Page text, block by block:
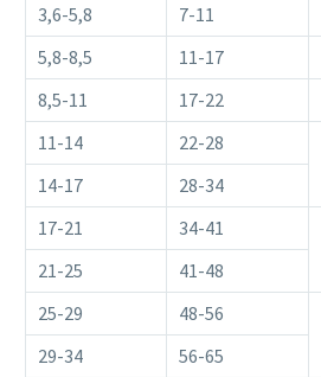
3,6-5,8
7-11
5,8-8,5
11-17
8,5-11
17-22
11-14
22-28
14-17
28-34
17-21
34-41
21-25
41-48
25-29
48-56
29-34
56-65